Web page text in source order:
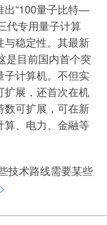
“100量子比特—
代专用量子计算
与稳定性。其最新
是目前国内首个突
计算机。不但实
扩展，还首次在机
数可扩展，可在新
算、电力、金融等
术路线需要某些
以光量子为载
高。”马寅详解